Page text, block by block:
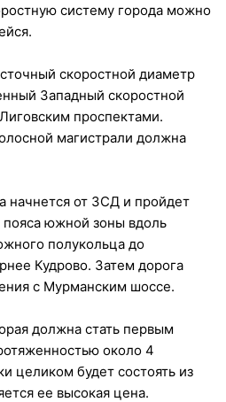
систему города можно
скоростной диаметр
Западный скоростной
проспектами.
магистрали должна
начнется от ЗСД и пройдет
южной зоны вдоль
полукольца до
Кудрово. Затем дорога
с Мурманским шоссе.
должна стать первым
около 4
целиком будет состоять из
ее высокая цена.